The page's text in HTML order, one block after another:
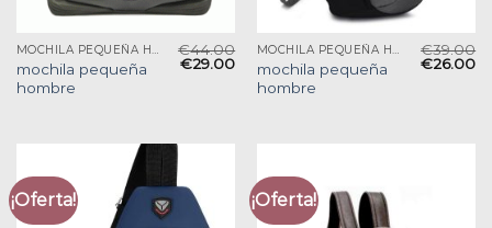
MOCHILA PEQUEÑA HOMBRE
mochila pequeña
hombre
€44.00
€29.00
MOCHILA PEQUEÑA HOMBRE
mochila pequeña
hombre
€39.00
€26.00
¡Oferta! ¡Oferta!